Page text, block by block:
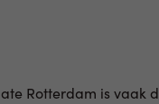
Rotterdam is vaak